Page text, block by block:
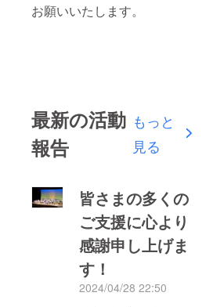
お願いいたします。
最新の活動
報告
もっと
見る
皆さまの多くの
ご支援に心より
感謝申し上げま
す！
2024/04/28 22:50